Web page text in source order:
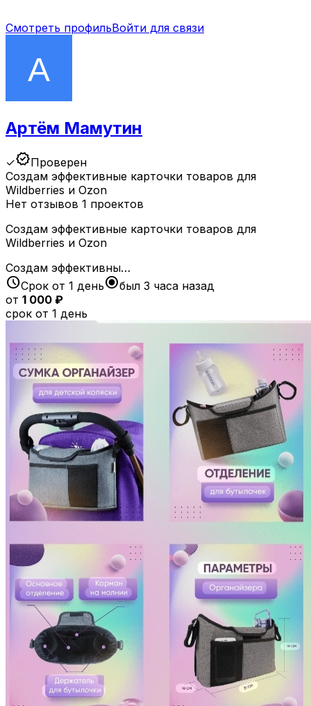
Смотреть профильВойти для связи
Артём Мамутин
✓verifiedПроверен
Создам эффективные карточки товаров для
Wildberries и Ozon
Нет отзывов 1 проектов
Создам эффективные карточки товаров для
Wildberries и Ozon
Создам эффективны…
scheduleСрок от 1 деньradio_button_checkedбыл 3 часа назад
от 1 000 ₽
срок от 1 день